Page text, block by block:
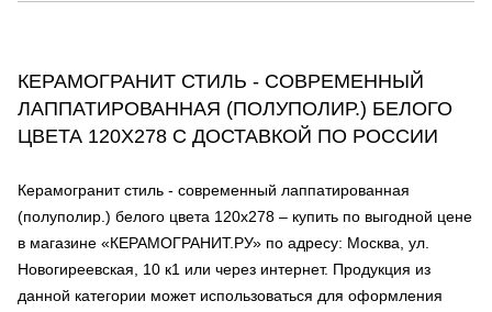
КЕРАМОГРАНИТ СТИЛЬ - СОВРЕМЕННЫЙ
ЛАППАТИРОВАННАЯ (ПОЛУПОЛИР.) БЕЛОГО
ЦВЕТА 120Х278 С ДОСТАВКОЙ ПО РОССИИ
Керамогранит стиль - современный лаппатированная
(полуполир.) белого цвета 120х278 – купить по выгодной цене
в магазине «КЕРАМОГРАНИТ.РУ» по адресу: Москва, ул.
Новогиреевская, 10 к1 или через интернет. Продукция из
данной категории может использоваться для оформления